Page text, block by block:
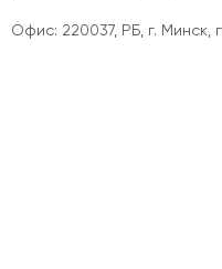
Офис: 220037, РБ, г. Минск,